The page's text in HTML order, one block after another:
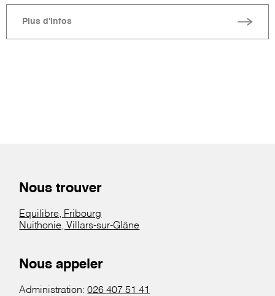
Plus d'infos
Nous trouver
Equilibre, Fribourg
Nuithonie, Villars-sur-Glâne
Nous appeler
Administration:026 407 51 41